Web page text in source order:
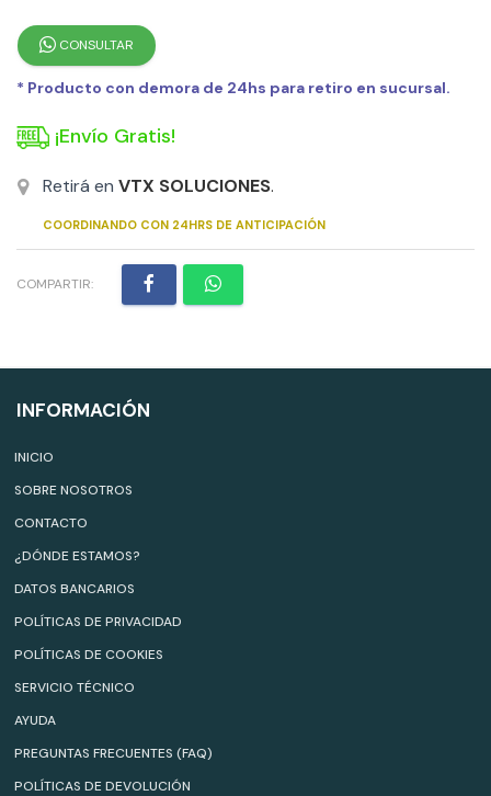
CONSULTAR
* Producto con demora de 24hs para retiro en sucursal.
¡Envío Gratis!
Retirá en VTX SOLUCIONES.
COORDINANDO CON 24HRS DE ANTICIPACIÓN
COMPARTIR:
INFORMACIÓN
INICIO
SOBRE NOSOTROS
CONTACTO
¿DÓNDE ESTAMOS?
DATOS BANCARIOS
POLÍTICAS DE PRIVACIDAD
POLÍTICAS DE COOKIES
SERVICIO TÉCNICO
AYUDA
PREGUNTAS FRECUENTES (FAQ)
POLÍTICAS DE DEVOLUCIÓN